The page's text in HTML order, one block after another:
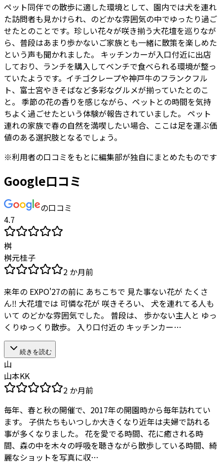
ペット同伴での散歩に適した環境として、園内では犬を連れ
た訪問者も見かけられ、のどかな雰囲気の中でゆったり過ご
せたとのことです。珍しい花々が咲き揃う大花壇を巡りなが
ら、普段はあまり歩かないご家族とも一緒に散策を楽しめた
という声も聞かれました。 キッチンカーが入口付近に出店
しており、ランチを購入してベンチで食べられる環境が整っ
ていたようです。イチゴクレープや神戸牛のフランクフル
ト、富士宮やきそばなど多彩なグルメが揃っていたとのこ
と。 季節の花の香りを感じながら、ペットとの時間を気持
ちよく過ごせたという体験が報告されていました。 ペット
連れの家族で春の自然を満喫したい場合、ここは足を運ぶ価
値のある選択肢となるでしょう。
※利用者の口コミをもとに編集部が独自にまとめたものです
Google口コミ
の口コミ
4.7
桝
桝元桂子
2 か月前
来年の EXPO'27の前に あちこちで 見た事ない花が たくさ
ん‼️ 大花壇では 可憐な花が 咲きそろい、 犬を連れてる人も
いて のどかな雰囲気でした。 普段は、 歩かない主人と ゆっ
くりゆっくり散歩。 入り口付近の キッチンカー…
続きを読む
山
山本KK
2 か月前
毎年、春と秋の開催で、2017年の開園時から毎年訪れてい
ます。 子供たちもいつしか大きくなり近年は夫婦で訪れる
事が多くなりました。 花を愛でる時間、花に癒される時
間、森の中を木々の呼吸を聴きながら散歩している時間、綺
麗なショットを写真に収…